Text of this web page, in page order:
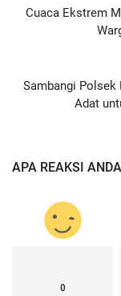
Cuaca Ekstrem
Sambangi Polsek
Adat
APA REAKSI
0